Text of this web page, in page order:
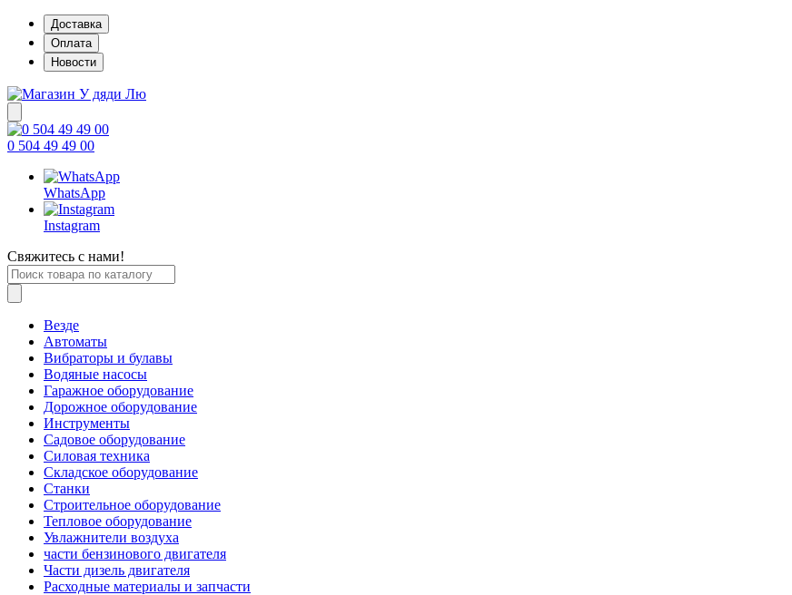
Доставка
Оплата
Новости
0 504 49 49 00
WhatsApp
Instagram
Свяжитесь с нами!
Везде
Автоматы
Вибраторы и булавы
Водяные насосы
Гаражное оборудование
Дорожное оборудование
Инструменты
Садовое оборудование
Силовая техника
Складское оборудование
Станки
Строительное оборудование
Тепловое оборудование
Увлажнители воздуха
части бензинового двигателя
Части дизель двигателя
Расходные материалы и запчасти